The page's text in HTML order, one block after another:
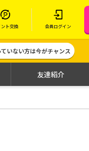
ント交換 会員ログイン
いない方は今がチャンス
友達紹介